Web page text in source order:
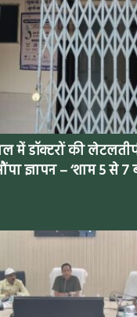
में डॉक्टरों की
ज्ञापन – ‘शाम 5 से 7